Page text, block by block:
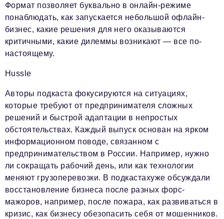
Формат позволяет буквально в онлайн-режиме
понаблюдать, как запускается небольшой офлайн-
бизнес, какие решения для него оказываются
критичными, какие дилеммы возникают — все по-
настоящему.
Hussle
Авторы подкаста фокусируются на ситуациях,
которые требуют от предпринимателя сложных
решений и быстрой адаптации в непростых
обстоятельствах. Каждый выпуск основан на ярком
информационном поводе, связанном с
предпринимательством в России. Например, нужно
ли сокращать рабочий день, или как технологии
меняют грузоперевозки. В подкастахуже обсуждали
восстановление бизнеса после разных форс-
мажоров, например, после пожара, как развиваться в
кризис, как бизнесу обезопасить себя от мошенников.